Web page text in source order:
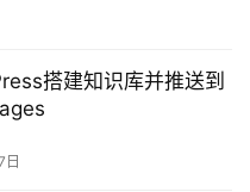
搭建知识库并推送到
日